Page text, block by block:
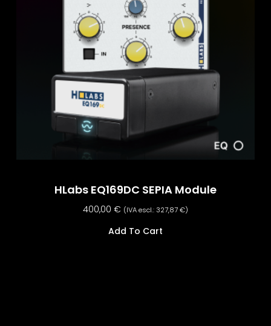
HLabs EQ169DC SEPIA Module
400,00 € (IVA escl.:327,87€)
Add To Cart